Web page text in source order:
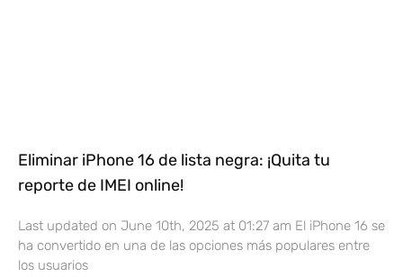
Eliminar iPhone 16 de lista negra: ¡Quita tu
reporte de IMEI online!
Last updated on June 10th, 2025 at 01:27 am El iPhone 16 se
ha convertido en una de las opciones más populares entre
los usuarios